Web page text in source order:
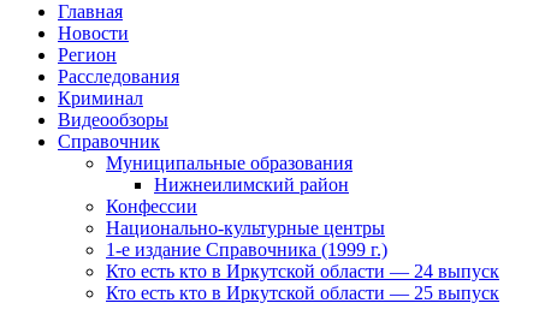
Главная
Новости
Регион
Расследования
Криминал
Видеообзоры
Справочник
Муниципальные образования
Нижнеилимский район
Конфессии
Национально-культурные центры
1-е издание Справочника (1999 г.)
Кто есть кто в Иркутской области — 24 выпуск
Кто есть кто в Иркутской области — 25 выпуск